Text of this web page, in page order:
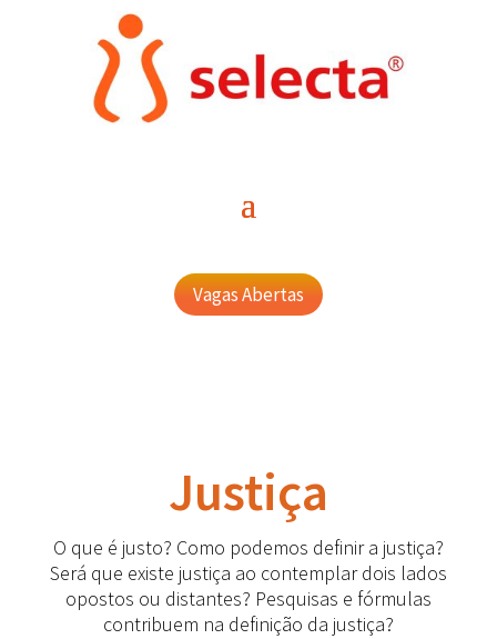
Vagas Abertas
Justiça
O que é justo? Como podemos definir a justiça?
Será que existe justiça ao contemplar dois lados
opostos ou distantes? Pesquisas e fórmulas
contribuem na definição da justiça?